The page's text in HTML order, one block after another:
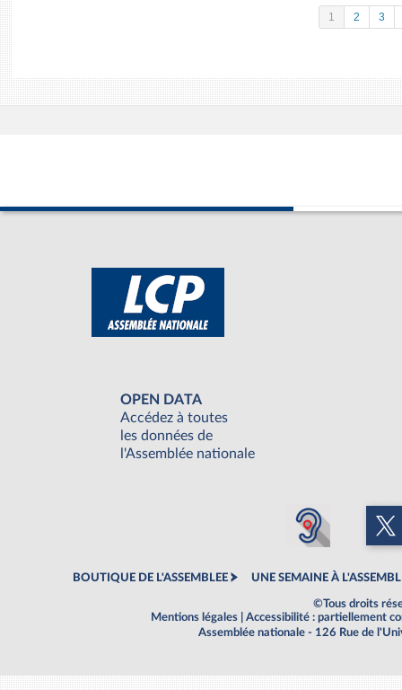
1 2 3
OPEN DATA
Accédez à toutes
les données de
l'Assemblée nationale
BOUTIQUE DE L'ASSEMBLEE UNE SEMAINE À
©Tous droits
Mentions légales
Accessibilité : partiellement
Assemblée nationale - 126 Rue de